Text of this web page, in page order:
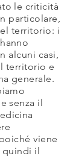
le criticità
particolare,
territorio: i
alcuni casi,
territorio e
generale.
senza il
viene
quindi il